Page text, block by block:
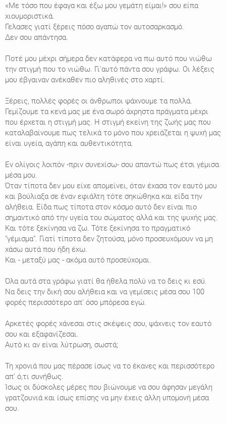
«Με τόσο που έφαγα και έξω μου γεμάτη είμαι!» σου είπα
χιουμοριστικά.
Γελασες γιατί ξέρεις πόσο αγαπώ τον αυτοσαρκασμό.
Δεν σου απάντησα.
Ποτέ μου μέχρι σήμερα δεν κατάφερα να πω αυτό που νιώθω
την στιγμή που το νιώθω. Γι'αυτό πάντα σου γράφω. Οι λέξεις
μου έβγαιναν ανέκαθεν πιο αληθινές στο χαρτί.
Ξέρεις, πολλές φορές οι άνθρωποι ψάχνουμε τα πολλά.
Γεμίζουμε τα κενά μας με ένα σωρό άχρηστα πράγματα μέχρι
που έρχεται η στιγμή μας. Η στιγμή εκείνη της ζωής μας που
καταλαβαίνουμε πως τελικά το μόνο που χρειάζεται η ψυχή μας
είναι υγεία, αγάπη και αυθεντικότητα.
Εν ολίγοις λοιπόν -πριν συνεχίσω- σου απαντώ πως έτσι γέμισα
μέσα μου.
Όταν τίποτα δεν μου είχε απομείνει, όταν έχασα τον εαυτό μου
και βούλιαξα σε έναν εφιάλτη τότε σηκώθηκα και είδα την
αλήθεια. Είδα πως τίποτα στον κόσμο αυτό δεν είναι πιο
σημαντικό από την υγεία του σώματος αλλά και της ψυχής μας.
Και τότε ξεκίνησα να ζω. Τότε ξεκίνησα το πραγματικό
"γέμισμα". Γιατί τίποτα δεν ζητούσα, μόνο προσευχόμουν να μη
χάσω αυτά που ήδη έχω.
Και - μεταξύ μας - ακόμα αυτό προσεύχομαι.
Όλα αυτά στα γράφω γιατί θα ήθελα πολύ να το δεις κι εσύ.
Να δεις την δική σου αλήθεια και να γεμίσεις μέσα σου 100
φορές περισσότερο απ' όσο μπόρεσα εγώ.
Αρκετές φορές χάνεσαι στις σκέψεις σου, ψάχνεις τον εαυτό
σου και εξαφανίζεσαι.
Αυτό κι αν είναι λύτρωση, σωστά;
Τη χρονιά που μας πέρασε ίσως να το έκανες και περισσότερο
απ' ό,τι συνήθως.
Ίσως οι δύσκολες μέρες που βιώνουμε να σου άφησαν μεγάλη
γρατζουνιά και ίσως επίσης να μην έχεις άλλη υπομονή μέσα
σου.